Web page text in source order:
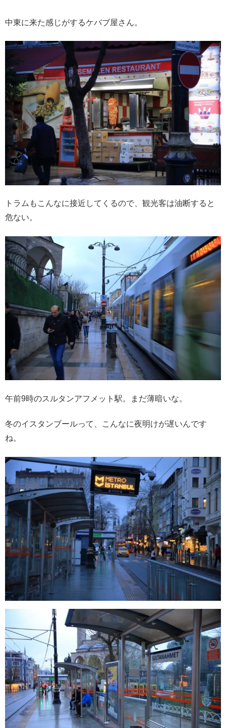
中東に来た感じがするケバブ屋さん。
トラムもこんなに接近してくるので、観光客は油断すると
危ない。
午前9時のスルタンアフメット駅。まだ薄暗いな。
冬のイスタンブールって、こんなに夜明けが遅いんです
ね。